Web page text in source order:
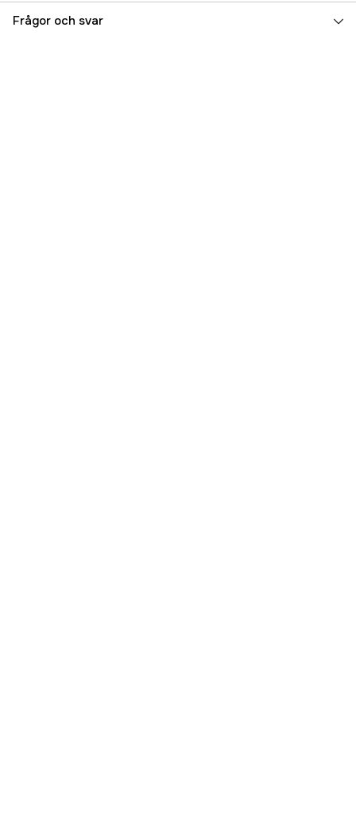
Referensnummer 5000016667
Frågor och svar